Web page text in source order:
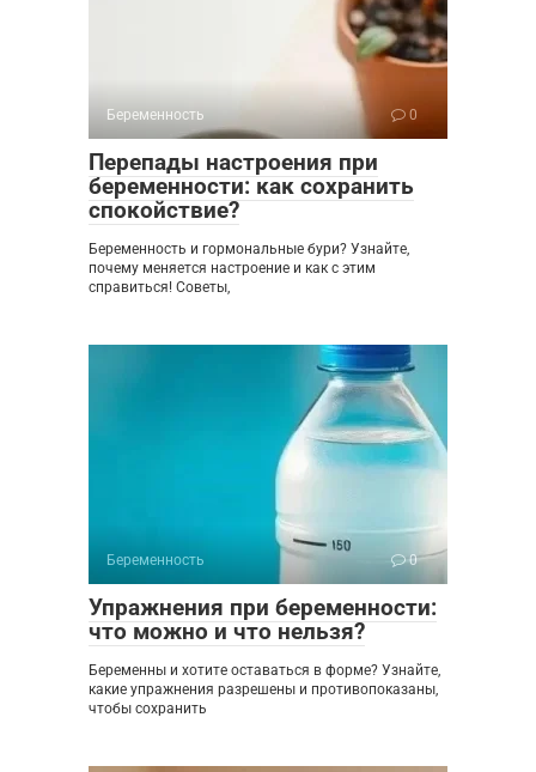
Беременность 0
Перепады настроения при
беременности: как сохранить
спокойствие?
Беременность и гормональные бури? Узнайте,
почему меняется настроение и как с этим
справиться! Советы,
Беременность 0
Упражнения при беременности:
что можно и что нельзя?
Беременны и хотите оставаться в форме? Узнайте,
какие упражнения разрешены и противопоказаны,
чтобы сохранить